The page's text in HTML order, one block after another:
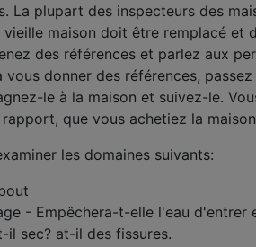
La plupart des inspecteurs des
maison doit être remplacé et
des références et parlez aux
donner des références,
le à la maison et suivez-le.
que vous achetiez la
les domaines suivants:
- Empêchera-t-elle l'eau d'entrer
il sec? at-il des fissures.